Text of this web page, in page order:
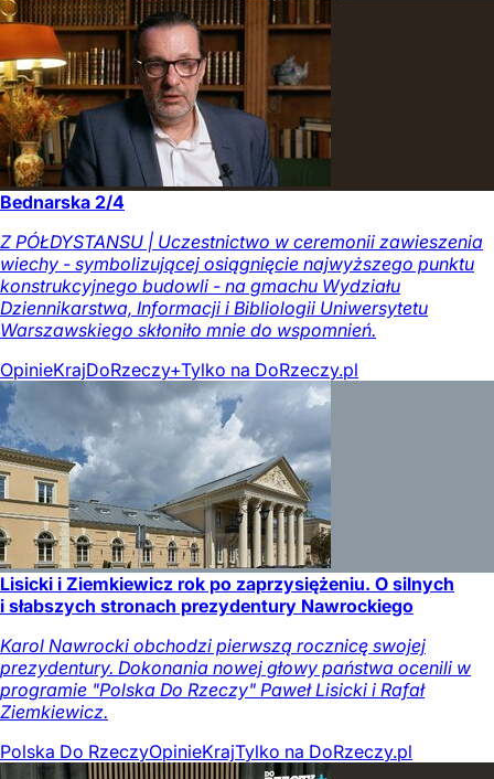
Bednarska 2/4
Z PÓŁDYSTANSU | Uczestnictwo w ceremonii zawieszenia
wiechy - symbolizującej osiągnięcie najwyższego punktu
konstrukcyjnego budowli - na gmachu Wydziału
Dziennikarstwa, Informacji i Bibliologii Uniwersytetu
Warszawskiego skłoniło mnie do wspomnień.
OpinieKrajDoRzeczy+Tylko na DoRzeczy.pl
Lisicki i Ziemkiewicz rok po zaprzysiężeniu. O silnych
i słabszych stronach prezydentury Nawrockiego
Karol Nawrocki obchodzi pierwszą rocznicę swojej
prezydentury. Dokonania nowej głowy państwa ocenili w
programie "Polska Do Rzeczy" Paweł Lisicki i Rafał
Ziemkiewicz.
Polska Do RzeczyOpinieKrajTylko na DoRzeczy.pl